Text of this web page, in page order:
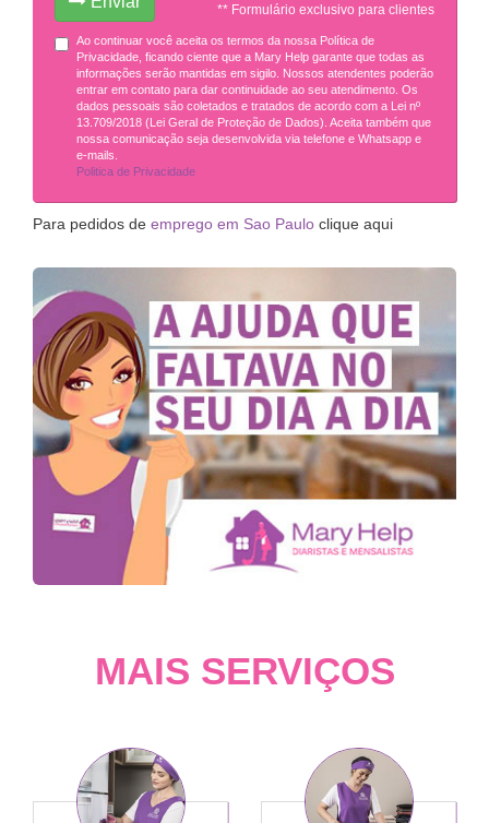
** Formulário exclusivo para clientes
Ao continuar você aceita os termos da nossa Política de
Privacidade, ficando ciente que a Mary Help garante que todas as
informações serão mantidas em sigilo. Nossos atendentes poderão
entrar em contato para dar continuidade ao seu atendimento. Os
dados pessoais são coletados e tratados de acordo com a Lei nº
13.709/2018 (Lei Geral de Proteção de Dados). Aceita também que
nossa comunicação seja desenvolvida via telefone e Whatsapp e
e-mails.
Politica de Privacidade
Para pedidos de emprego em Sao Paulo clique aqui
MAIS SERVIÇOS